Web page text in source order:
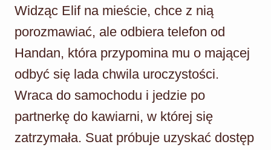
Widząc Elif na mieście, chce z nią
porozmawiać, ale odbiera telefon od
Handan, która przypomina mu o mającej
odbyć się lada chwila uroczystości.
Wraca do samochodu i jedzie po
partnerkę do kawiarni, w której się
zatrzymała. Suat próbuje uzyskać dostęp